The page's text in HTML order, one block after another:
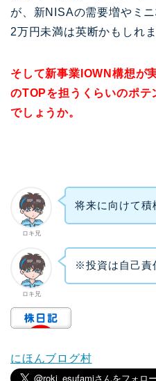
が、新NISAの需要増やミ
2万円未満は英断かもしれま
そして新事業IOWN構想が
のTOPを担うくらいのポテ
でしょうか。
ロキ兄
将来に向けて積
ロキ兄
※投資は自己責
にほんブログ村